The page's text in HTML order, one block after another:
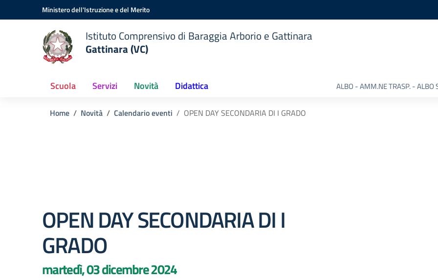
Vai ai contenuti
Vai al menu di navigazioneMinistero dell'Istruzione e del Merito
Istituto Comprensivo di Baraggia Arborio e Gattinara
Gattinara (VC)
Scuola Servizi Novità Didattica ALBO - AMM.NE TRASP. - ALBO
Home Novità Calendario eventi OPEN DAY SECONDARIA DI I GRADO
OPEN DAY SECONDARIA DI I
GRADO
martedì, 03 dicembre 2024